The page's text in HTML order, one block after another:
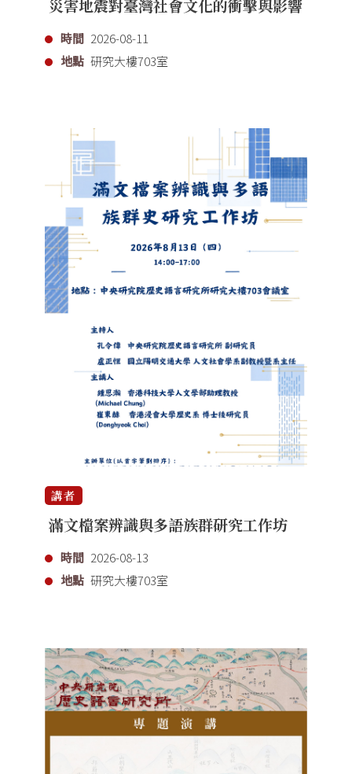
災害地震對臺灣社會文化的衝擊與影響
時間 2026-08-11
地點 研究大樓703室
講者
滿文檔案辨識與多語族群研究工作坊
時間 2026-08-13
地點 研究大樓703室